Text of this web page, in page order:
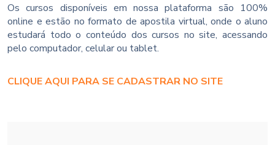
Os cursos disponíveis em nossa plataforma são 100%
online e estão no formato de apostila virtual, onde o aluno
estudará todo o conteúdo dos cursos no site, acessando
pelo computador, celular ou tablet.
CLIQUE AQUI PARA SE CADASTRAR NO SITE